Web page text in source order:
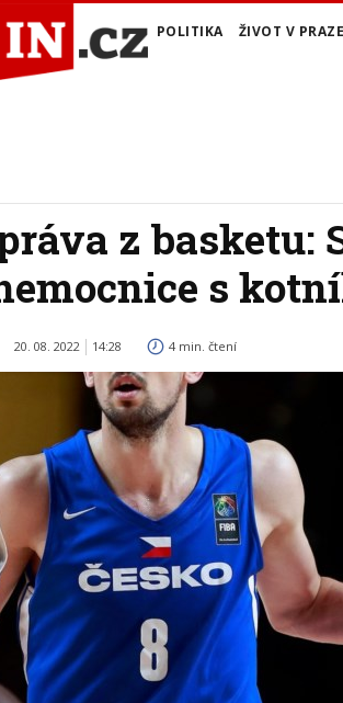
POLITIKA ŽIVOT V PRAZE
z basketu:
s
20. 08. 2022 14:28 4 min. čtení